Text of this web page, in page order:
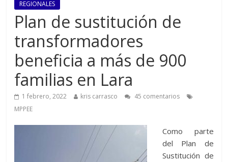
REGIONALES
Plan de sustitución de
transformadores
beneficia a más de 900
familias en Lara
1 febrero, 2022 kris carrasco
45 comentarios
MPPEE
Como parte
del Plan de
Sustitución de